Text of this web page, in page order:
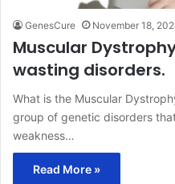
GenesCure November 18,
Muscular
wasting disorders.
What is the Muscular
group of genetic disorders
weakness…
Read More »